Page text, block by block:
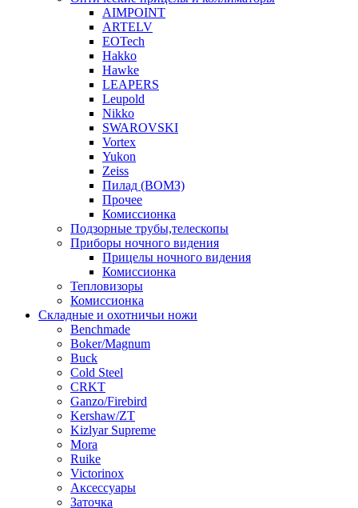
AIMPOINT
ARTELV
EOTech
Hakko
Hawke
LEAPERS
Leupold
Nikko
SWAROVSKI
Vortex
Yukon
Zeiss
Пилад (ВОМЗ)
Прочее
Комиссионка
Подзорные трубы,телескопы
Приборы ночного видения
Прицелы ночного видения
Комиссионка
Тепловизоры
Комиссионка
Складные и охотничьи ножи
Benchmade
Boker/Magnum
Buck
Cold Steel
CRKT
Ganzo/Firebird
Kershaw/ZT
Kizlyar Supreme
Mora
Ruike
Victorinox
Аксессуары
Заточка